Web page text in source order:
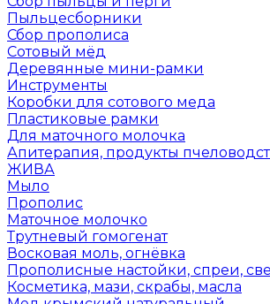
Пыльцесборники
Сбор прополиса
Сотовый мёд
Деревянные мини-рамки
Инструменты
Коробки для сотового меда
Пластиковые рамки
Для маточного молочка
Апитерапия, продукты
ЖИВА
Мыло
Прополис
Маточное молочко
Трутневый гомогенат
Восковая моль, огнёвка
Прополисные настойки, спреи,
Косметика, мази, скрабы, масла